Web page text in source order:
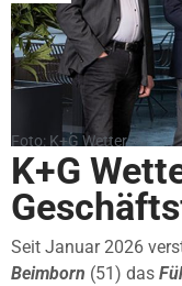
Foto: K+G Wetter
K+G
Seit Januar 2026
Beimborn (51) das